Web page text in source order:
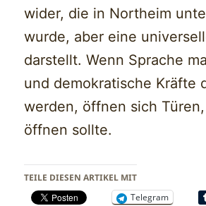
wider, die in Northeim
wurde, aber eine
darstellt. Wenn Sprache
und demokratische Kräfte
werden, öffnen sich
öffnen sollte.
TEILE DIESEN ARTIKEL MIT
Telegram